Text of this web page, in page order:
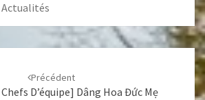
Actualités
Précédent
D’équipe] Dâng Hoa Đức Mẹ